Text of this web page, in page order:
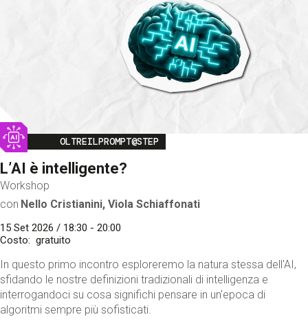
Image
OLTREILPROMPT@STEP
L’AI è intelligente?
Workshop
con Nello Cristianini, Viola Schiaffonati
15 Set 2026 / 18:30 - 20:00
Costo
gratuito
In questo primo incontro esploreremo la natura stessa dell'AI,
sfidando le nostre definizioni tradizionali di intelligenza e
interrogandoci su cosa significhi pensare in un'epoca di
algoritmi sempre più sofisticati.